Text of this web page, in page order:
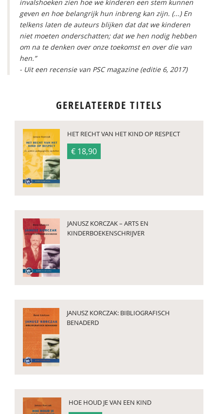
invalshoeken zien hoe we kinderen een stem kunnen
geven en hoe belangrijk hun inbreng kan zijn. (...) En
telkens laten de auteurs blijken dat dat we kinderen
niet moeten onderschatten; dat we hen nodig hebben
om na te denken over onze toekomst en over die van
hen.”
- Uit een recensie van PSC magazine (editie 6, 2017)
GERELATEERDE TITELS
HET RECHT VAN HET KIND OP RESPECT
€ 18,90
JANUSZ KORCZAK – ARTS EN
KINDERBOEKENSCHRIJVER
JANUSZ KORCZAK: BIBLIOGRAFISCH
BENADERD
HOE HOUD JE VAN EEN KIND